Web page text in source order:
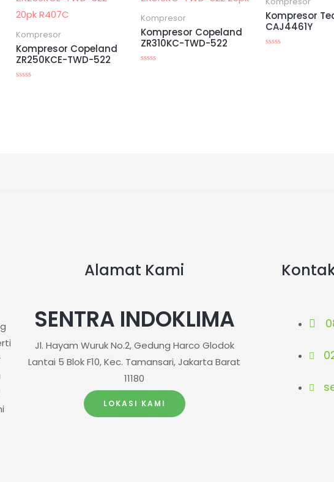
Kompresor
Kompresor Copeland
ZR250KCE-TWD-522
Kompresor
Kompresor Copeland
ZR310KC-TWD-522
Kompresor
CAJ4461Y
Alamat Kami
SENTRA INDOKLIMA
Jl. Hayam Wuruk No.2, Gedung Harco Glodok
Lantai 5 Blok F10, Kec. Tamansari, Jakarta Barat
11180
LOKASI KAMI